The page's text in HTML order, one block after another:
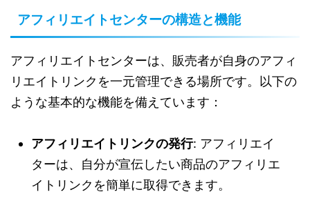
アフィリエイトセンターの構造と機能
アフィリエイトセンターは、販売者が自身のアフィ
リエイトリンクを一元管理できる場所です。以下の
ような基本的な機能を備えています：
アフィリエイトリンクの発行: アフィリエイ
ターは、自分が宣伝したい商品のアフィリエ
イトリンクを簡単に取得できます。